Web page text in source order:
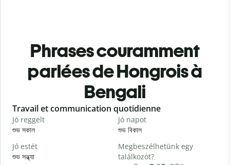
Phrases couramment
parlées de Hongrois à
Bengali
Slide 1 of 6
Travail et communication quotidienne
Jó reggelt
শুভ সকাল
Jó napot
শুভ বিকাল
Jó estét
শুভ সন্ধ্যা
Megbeszélhetünk egy
találkozót?